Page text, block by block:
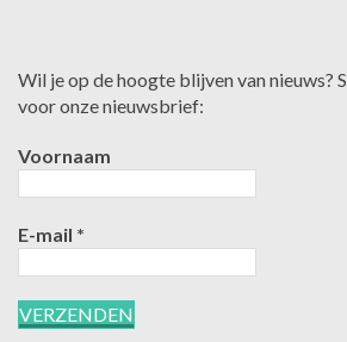
Wil je op de hoogte blijven van nieuws?
voor onze nieuwsbrief:
Voornaam
E-mail *